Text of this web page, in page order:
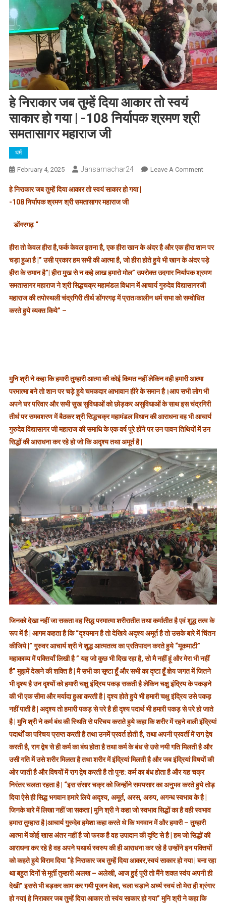
हे निराकार जब तुम्हें दिया आकार तो स्वयं
साकार हो गया | -108 निर्यापक श्रमण श्री
समतासागर महाराज जी
धर्म
February 4, 2025 Jansamachar24 Leave A CommentOn
तो
स्वयं
साकार
हो
गया
महाराज
जी
हे निराकार जब तुम्हें दिया आकार तो स्वयं साकार हो गया |
-108 निर्यापक श्रमण श्री समतासागर महाराज जी
डोंगरगढ़ “
हीरा तो केवल हीरा है,फर्क केवल इतना है, एक हीरा खान के अंदर है और एक हीरा शान पर
चड़ा हुआ है |” उसी प्रकार हम सभी की आत्मा है, जो हीरा होते हुये भी खान के अंदर पड़े
हीरा के समान है”| हीरा मुख से न कहे लाख हमारो मोल” उपरोक्त उदगार निर्यापक श्रमण
समतासागर महाराज ने श्री सिद्धचक्र महामंडल विधान में आचार्य गुरुदेव विद्यासागरजी
महाराज की तपोस्थली चंद्रगिरी तीर्थ डोंगरगढ़ में प्रातःकालीन धर्म सभा को सम्वोधित
करते हुये व्यक्त किये” –
मुनि श्री ने कहा कि हमारी तुम्हारी आत्मा की कोई किमत नहीं लेकिन वही हमारी आत्मा
परमात्मा बने तो शान पर चड़े हुये चमकदार आभावान हीरे के समान है।आप सभी लोग भी
अपने घर परिवार और सभी सुख सुविधाओं को छोड़कर असुविधाओं के साथ इस चंद्रगिरी
तीर्थ पर समवशरण में बैठकर श्री सिद्धचक्र महामंडल विधान की आराधना वह भी आचार्य
गुरुदेव विद्यासागर जी महाराज की समाधि के एक वर्ष पूरे होंने पर उन पावन तिथियों में उन
सिद्धों की आराधना कर रहे हो जो कि अदृश्य तथा अमूर्त है |
जिनको देखा नहीं जा सकता वह सिद्ध परमात्मा शरीरातीत तथा कर्मातीत है एवं शुद्ध तत्व के
रूप में है | आगम कहता है कि “दृश्यमान है तो देखिये अदृश्य अमूर्त है तो उसके बारे में चिंतन
कीजिये |” गुरुवर आचार्य श्री ने शुद्ध आत्मतत्व का प्रतिपादन करते हुये “मूकमाटी”
महाकाव्य में पक्तियाँ लिखी है ” यह जो कुछ भी दिख रहा है, सो मै नहीं हूं और मेरा भी नहीं
है” मुझमें देखने की शक्ति है | मै सभी का सृष्टा हूँ और सभी का दृष्टा हूँ ज्ञेय जगत में जितने
भी दृश्य है उन दृश्यों को हमारी चक्षु इंद्रिय पकड़ सकती है लेकिन चक्षु इंद्रिय के पकड़ने
की भी एक सीमा और मर्यादा हुआ करती है | दृश्य होते हुये भी हमारी चक्षु इंद्रिय उसे पकड़
नहीं पाती है | अदृश्य तो हमारी पकड़ से परे है ही दृश्य पदार्थ भी हमारी पकड़ से परे हो जाते
है | मुनि श्री ने कर्म बंध की स्थिति से परिचय कराते हुये कहा कि शरीर में रहने वाली इंद्रियां
पदार्थों का परिचय प्राप्त करती है तथा उनमें प्रवर्त होती है, तथा अपनी प्रवर्ती में राग द्वेष
करती है, राग द्वेष से ही कर्म का बंध होता है तथा कर्म के बंध से उसे नयी गति मिलती है और
उसी गति में उसे शरीर मिलता है तथा शरीर में इंद्रियां मिलती है और जब इंद्रियां विषयों की
ओर जाती है और विषयों में राग द्वेष करती है तो पुन्ह: कर्म का बंध होता है और यह चक्र
निरंतर चलता रहता है | “इस संसार चक्र को जिन्होंने समयसार का अनुभव करते हुये तोड़
दिया ऐसे ही सिद्ध भगवान हमारे लिये अदृश्य, अमूर्त, अरस, अरुप, अगन्ध स्वभाव के है |
जिनके बारे में लिखा नहीं जा सकता | मुनि श्री ने कहा जो स्वभाव सिद्धों का है वही स्वभाव
हमारा तुम्हारा है |आचार्य गुरुदेव हमेशा कहा करते थे कि भगवान में और हमारी – तुम्हारी
आत्मा में कोई खास अंतर नहीं है जो फरक है वह उपादान की दृष्टि से है | हम जो सिद्धों की
आराधना कर रहे है वह अपने यथार्थ स्वरुप की ही आराधना कर रहे है उन्होंने इन पक्तियों
को कहते हुये विराम दिया “हे निराकार जब तुम्हें दिया आकार,स्वयं साकार हो गया | बना रहा
था बहुत दिनों से मूर्ती तुम्हारी अलख – अलेखी, आज हुई पूरी तो मैंने शक्ल स्वंय अपनी ही
देखी” इससे भी बड़कर काम कर गयी पूजन बेला, चला चड़ाने अर्घ्य स्वयं तो मेरा ही श्रंगार
हो गया| हे निराकार जब तुम्हें दिया आकार तो स्वंय साकार हो गया” मुनि श्री ने कहा कि